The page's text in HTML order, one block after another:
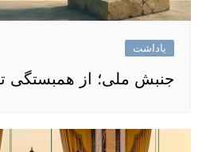
یاداشت
جنبش ملی؛ از همبستگی